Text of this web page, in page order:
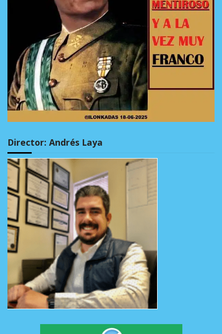
Director: Andrés Laya